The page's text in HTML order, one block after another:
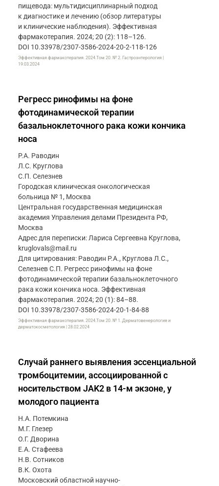
пищевода: мультидисциплинарный подход
к диагностике и лечению (обзор литературы
и клинические наблюдения). Эффективная
фармакотерапия. 2024; 20 (2): 118–126.
DOI 10.33978/2307-3586-2024-20-2-118-126
Эффективная фармакотерапия. 2024.Том 20. № 2. Гастроэнтерология |
19.03.2024
Регресс ринофимы на фоне
фотодинамической терапии
базальноклеточного рака кожи кончика
носа
Р.А. Раводин
Л.С. Круглова
C.П. Селезнев
Городская клиническая онкологическая
больница № 1, Москва
Центральная государственная медицинская
академия Управления делами Президента РФ,
Москва
Адрес для переписки: Лариса Сергеевна Круглова,
kruglovals@mail.ru
Для цитирования: Раводин Р.А., Круглова Л.С.,
Селезнев C.П. Регресс ринофимы на фоне
фотодинамической терапии базальноклеточного
рака кожи кончика носа. Эффективная
фармакотерапия. 2024; 20 (1): 84–88.
DOI 10.33978/2307-3586-2024-20-1-84-88
Эффективная фармакотерапия. 2024.Том 20. № 1. Дерматовенерология и
дерматокосметология | 28.02.2024
Случай раннего выявления эссенциальной
тромбоцитемии, ассоциированной с
носительством JAK2 в 14-м экзоне, у
молодого пациента
Н.А. Потемкина
М.Г. Глезер
О.Г. Дворина
Е.А. Стафеева
Н.В. Сотников
В.К. Охота
Московский областной научно-